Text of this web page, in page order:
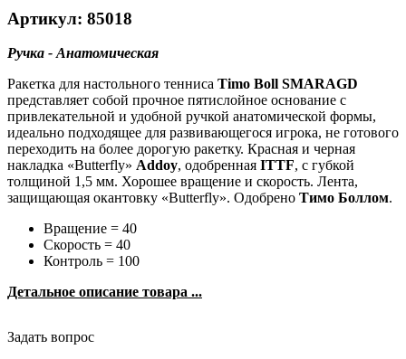
Артикул: 85018
Ручка - Анатомическая
Ракетка для настольного тенниса Timo Boll SMARAGD
представляет собой прочное пятислойное основание с
привлекательной и удобной ручкой анатомической формы,
идеально подходящее для развивающегося игрока, не готового
переходить на более дорогую ракетку. Красная и черная
накладка «Butterfly» Addoy, одобренная ITTF, с губкой
толщиной 1,5 мм. Хорошее вращение и скорость. Лента,
защищающая окантовку «Butterfly». Одобрено Тимо Боллом.
Вращение = 40
Скорость = 40
Контроль = 100
Детальное описание товара ...
Задать вопрос